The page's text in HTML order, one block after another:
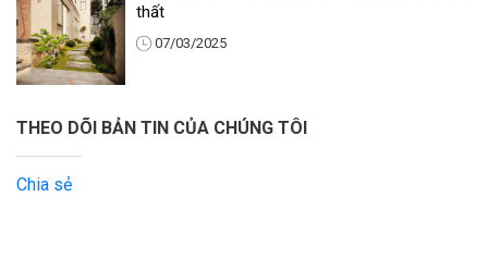
thất
07/03/2025
THEO DÕI BẢN TIN CỦA CHÚNG TÔI
Chia sẻ